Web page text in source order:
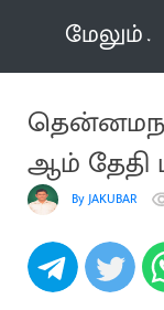
மேலும்
ஆம் தேதி
By JAKUBAR